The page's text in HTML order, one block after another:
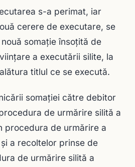
s-a perimat, iar
cerere de executare, se
somaţie însoţită de
a executării silite, la
titlul ce se execută.
somaţiei către debitor
de urmărire silită a
procedura de urmă­rire a
a recoltelor prinse de
de urmărire silită a